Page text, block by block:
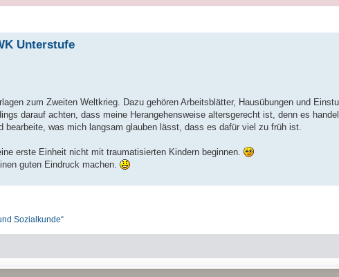
Unterstufe
zum Zweiten Weltkrieg. Dazu gehören Arbeitsblätter, Hausübungen und
darauf achten, dass meine Herangehensweise altersgerecht ist, denn es
bearbeite, was mich langsam glauben lässt, dass es dafür viel zu früh ist.
erste Einheit nicht mit traumatisierten Kindern beginnen.
guten Eindruck machen.
Sozialkunde“